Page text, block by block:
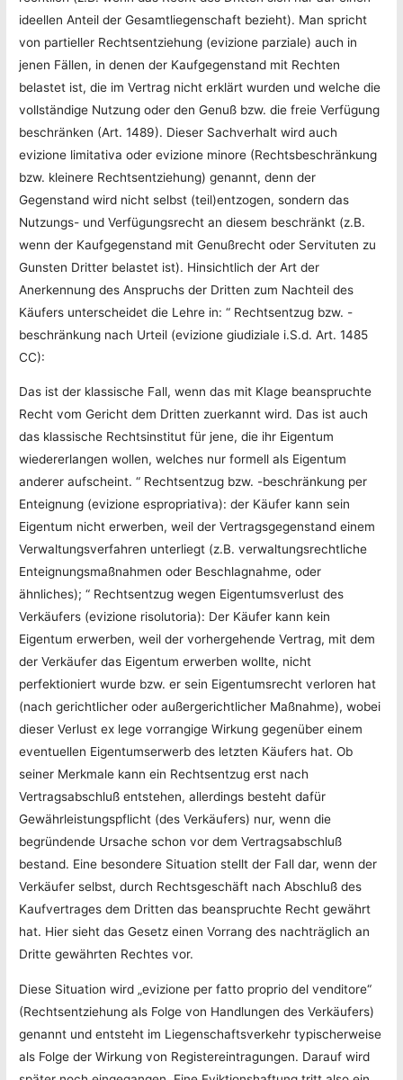
ideellen Anteil der Gesamtliegenschaft bezieht). Man spricht
von partieller Rechtsentziehung (evizione parziale) auch in
jenen Fällen, in denen der Kaufgegenstand mit Rechten
belastet ist, die im Vertrag nicht erklärt wurden und welche die
vollständige Nutzung oder den Genuß bzw. die freie Verfügung
beschränken (Art. 1489). Dieser Sachverhalt wird auch
evizione limitativa oder evizione minore (Rechtsbeschränkung
bzw. kleinere Rechtsentziehung) genannt, denn der
Gegenstand wird nicht selbst (teil)entzogen, sondern das
Nutzungs- und Verfügungsrecht an diesem beschränkt (z.B.
wenn der Kaufgegenstand mit Genußrecht oder Servituten zu
Gunsten Dritter belastet ist). Hinsichtlich der Art der
Anerkennung des Anspruchs der Dritten zum Nachteil des
Käufers unterscheidet die Lehre in: “ Rechtsentzug bzw. -
beschränkung nach Urteil (evizione giudiziale i.S.d. Art. 1485
CC):
Das ist der klassische Fall, wenn das mit Klage beanspruchte
Recht vom Gericht dem Dritten zuerkannt wird. Das ist auch
das klassische Rechtsinstitut für jene, die ihr Eigentum
wiedererlangen wollen, welches nur formell als Eigentum
anderer aufscheint. “ Rechtsentzug bzw. -beschränkung per
Enteignung (evizione espropriativa): der Käufer kann sein
Eigentum nicht erwerben, weil der Vertragsgegenstand einem
Verwaltungsverfahren unterliegt (z.B. verwaltungsrechtliche
Enteignungsmaßnahmen oder Beschlagnahme, oder
ähnliches); “ Rechtsentzug wegen Eigentumsverlust des
Verkäufers (evizione risolutoria): Der Käufer kann kein
Eigentum erwerben, weil der vorhergehende Vertrag, mit dem
der Verkäufer das Eigentum erwerben wollte, nicht
perfektioniert wurde bzw. er sein Eigentumsrecht verloren hat
(nach gerichtlicher oder außergerichtlicher Maßnahme), wobei
dieser Verlust ex lege vorrangige Wirkung gegenüber einem
eventuellen Eigentumserwerb des letzten Käufers hat. Ob
seiner Merkmale kann ein Rechtsentzug erst nach
Vertragsabschluß entstehen, allerdings besteht dafür
Gewährleistungspflicht (des Verkäufers) nur, wenn die
begründende Ursache schon vor dem Vertragsabschluß
bestand. Eine besondere Situation stellt der Fall dar, wenn der
Verkäufer selbst, durch Rechtsgeschäft nach Abschluß des
Kaufvertrages dem Dritten das beanspruchte Recht gewährt
hat. Hier sieht das Gesetz einen Vorrang des nachträglich an
Dritte gewährten Rechtes vor.
Diese Situation wird „evizione per fatto proprio del venditore“
(Rechtsentziehung als Folge von Handlungen des Verkäufers)
genannt und entsteht im Liegenschaftsverkehr typischerweise
als Folge der Wirkung von Registereintragungen. Darauf wird